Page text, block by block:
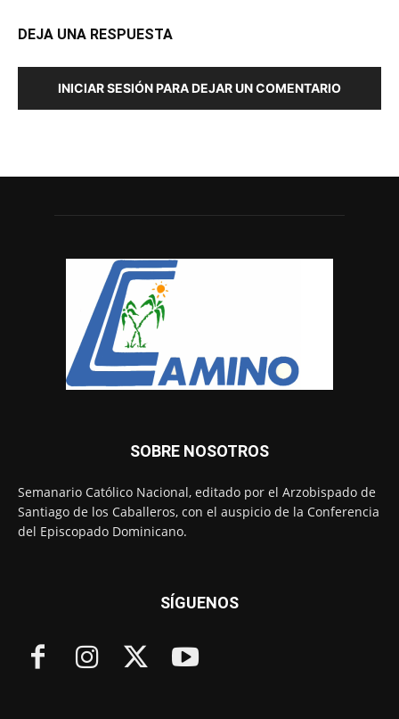
DEJA UNA RESPUESTA
INICIAR SESIÓN PARA DEJAR UN COMENTARIO
SOBRE NOSOTROS
Semanario Católico Nacional, editado por el Arzobispado de
Santiago de los Caballeros, con el auspicio de la Conferencia
del Episcopado Dominicano.
SÍGUENOS